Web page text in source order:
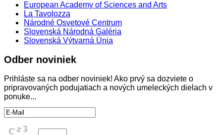
European Academy of Sciences and Arts
La Tavolozza
Národné Osvetové Centrum
Slovenská Národná Galéria
Slovenská Výtvarná Únia
Odber noviniek
Prihláste sa na odber noviniek! Ako prvý sa dozviete o
pripravovaných podujatiach a nových umeleckých dielach v
ponuke...